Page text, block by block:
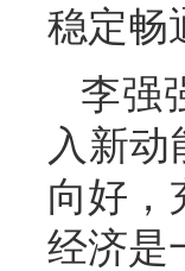
稳定畅
李强
入新
向好，
经济是